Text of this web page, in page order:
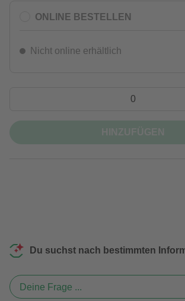
ONLINE BESTELLEN
Nicht online erhältlich
Du suchst nach bestimmten
Deine Frage ...